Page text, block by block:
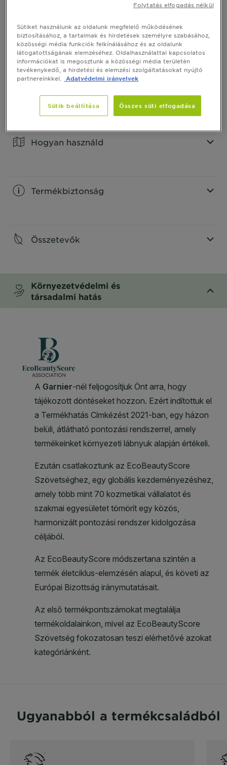
VEGYE MEG ONLINE
Termék Információ
CLOSE SUBPANEL
Hogyan használd
Termékbiztonság
Összetevők
Környezetvédelmi és
társadalmi hatás
Ugyanabból a termékcsaládból
Sütiket használunk az oldalunk megfelelő működésének
biztosításához, a tartalmak és hirdetések személyre szabásához,
közösségi média funkciók felkínálásához és az oldalunk
látogatottságának elemzéséhez. Oldalhasználattal kapcsolatos
információkat is megosztunk a közösségi média területén
tevékenykedő, a hirdetési és elemzési szolgáltatásokat nyújtó
partnereinkkel.
Adatvédelmi irányelvek
Sütik beállítása Összes süti elfogadása
Folytatás elfogadás nélkül